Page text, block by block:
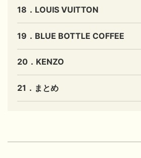
18．LOUIS VUITTON
19．BLUE BOTTLE COFFEE
20．KENZO
21．まとめ